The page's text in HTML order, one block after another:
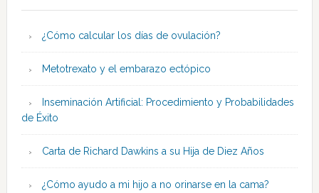
¿Cómo calcular los días de ovulación?
Metotrexato y el embarazo ectópico
Inseminación Artificial: Procedimiento y Probabilidades
de Éxito
Carta de Richard Dawkins a su Hija de Diez Años
¿Cómo ayudo a mi hijo a no orinarse en la cama?